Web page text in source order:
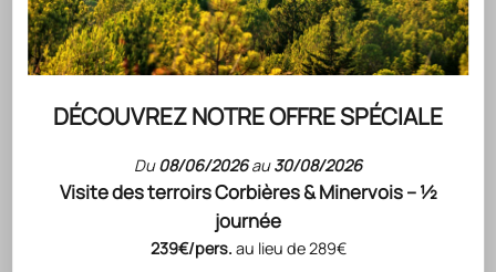
DÉCOUVREZ NOTRE OFFRE SPÉCIALE
Du08/06/2026au30/08/2026
Visite des terroirs Corbières & Minervois – ½
journée
239€/pers. au lieu de 289€
à la fraîcheur et aux arômes du vin ?
Comment ce vin rend-il hommage à la cité de
Carcassonne ?
DESCRIPTION DU VIN
Gérard Bertrand révèle l’histoire des grands terroirs du Sud